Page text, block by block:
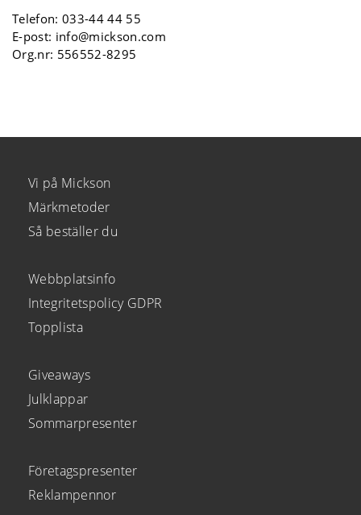
Telefon:033-44 44 55
E-post: info@mickson.com
Org.nr: 556552-8295
Vi på Mickson
Märkmetoder
Så beställer du
Webbplatsinfo
Integritetspolicy GDPR
Topplista
Giveaways
Julklappar
Sommarpresenter
Företagspresenter
Reklampennor